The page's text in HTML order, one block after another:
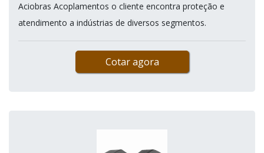
Aciobras Acoplamentos o cliente encontra proteção e
atendimento a indústrias de diversos segmentos.
Cotar agora